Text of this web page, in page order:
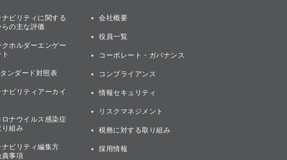
ビリティに関する
の主な評価
クホルダーエンゲー
ンダード対照表
ビリティアーカイ
ロナウイルス感染症
組み
ナビリティ編集方
事項
会社概要
役員一覧
コーポレート・ガバナンス
コンプライアンス
情報セキュリティ
リスクマネジメント
税務に対する取り組み
採用情報